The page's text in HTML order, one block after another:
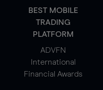
BEST MOBILE
TRADING
PLATFORM
ADVFN
International
Financial Awards